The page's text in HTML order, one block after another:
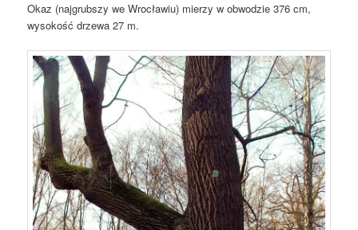
Okaz (najgrubszy we Wrocławiu) mierzy w obwodzie 376 cm,
wysokość drzewa 27 m.